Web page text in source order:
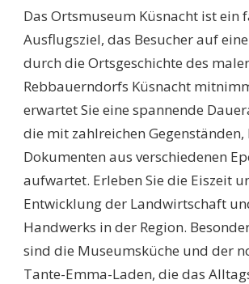
Das Ortsmuseum Küsnacht ist ein
Ausflugsziel, das Besucher auf
durch die Ortsgeschichte des
Rebbauerndorfs Küsnacht
erwartet Sie eine spannende
die mit zahlreichen
Dokumenten aus verschiedenen
aufwartet. Erleben Sie die Eiszeit
Entwicklung der Landwirtschaft
Handwerks in der Region.
sind die Museumsküche und der
Tante-Emma-Laden, die das